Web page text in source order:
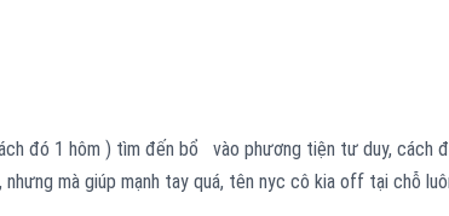
đó 1 hôm ) tìm đến bổ vào phương tiện tư duy, cách
mà giúp mạnh tay quá, tên nyc cô kia off tại chỗ